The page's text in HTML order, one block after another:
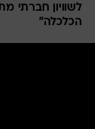
לשוויון חברתי
הכלכלה"